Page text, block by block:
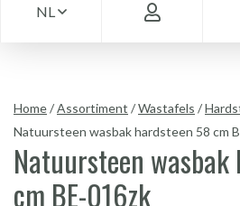
NL
Home/Assortiment /Wastafels /
Natuursteen wasbak hardsteen 58 cm
Natuursteen
cm BE-016zk